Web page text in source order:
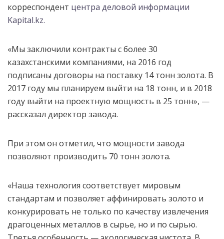
корреспондент центра деловой информации
Kapital.kz.
«Мы заключили контракты с более 30
казахстанскими компаниями, на 2016 год
подписаны договоры на поставку 14 тонн золота. В
2017 году мы планируем выйти на 18 тонн, и в 2018
году выйти на проектную мощность в 25 тонн», —
рассказал директор завода.
При этом он отметил, что мощности завода
позволяют производить 70 тонн золота.
«Наша технология соответствует мировым
стандартам и позволяет аффинировать золото и
конкурировать не только по качеству извлечения
драгоценных металлов в сырье, но и по сырью.